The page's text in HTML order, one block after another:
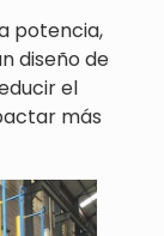
potencia,
diseño de
el
más